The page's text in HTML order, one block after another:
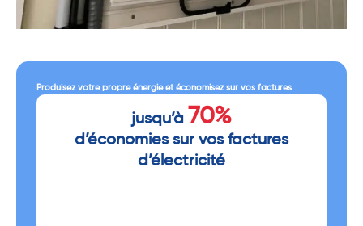
Produisez votre propre énergie et économisez sur vos factures
jusqu’à 70%
d’économies sur vos factures
d’électricité